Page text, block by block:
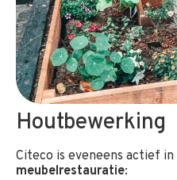
Houtbewerking
Citeco is eveneens actief in
meubelrestauratie: